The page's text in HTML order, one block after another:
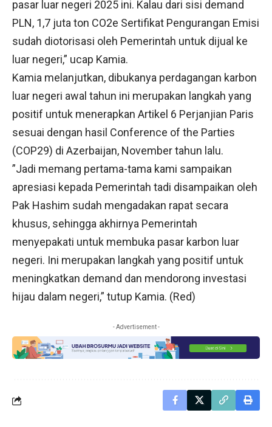
pasar luar negeri 2025 ini. Kalau dari sisi demand
PLN, 1,7 juta ton CO2e Sertifikat Pengurangan Emisi
sudah diotorisasi oleh Pemerintah untuk dijual ke
luar negeri,” ucap Kamia.
Kamia melanjutkan, dibukanya perdagangan karbon
luar negeri awal tahun ini merupakan langkah yang
positif untuk menerapkan Artikel 6 Perjanjian Paris
sesuai dengan hasil Conference of the Parties
(COP29) di Azerbaijan, November tahun lalu.
”Jadi memang pertama-tama kami sampaikan
apresiasi kepada Pemerintah tadi disampaikan oleh
Pak Hashim sudah mengadakan rapat secara
khusus, sehingga akhirnya Pemerintah
menyepakati untuk membuka pasar karbon luar
negeri. Ini merupakan langkah yang positif untuk
meningkatkan demand dan mendorong investasi
hijau dalam negeri,” tutup Kamia. (Red)
- Advertisement -